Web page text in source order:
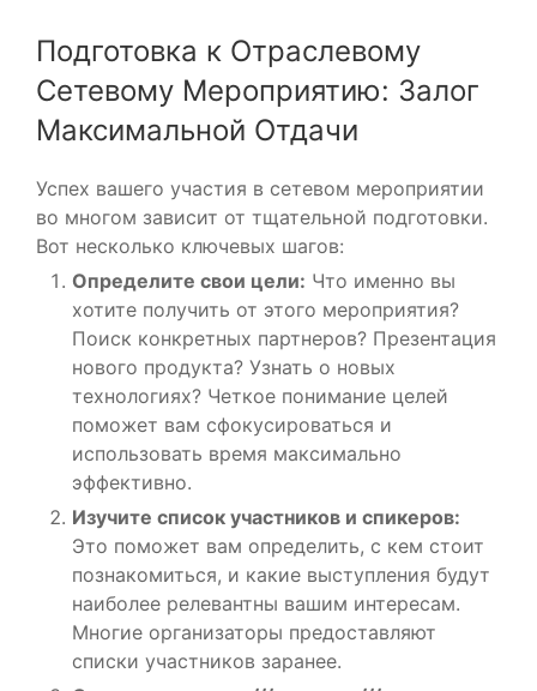
Подготовка к Отраслевому
Сетевому Мероприятию: Залог
Максимальной Отдачи
Успех вашего участия в сетевом мероприятии
во многом зависит от тщательной подготовки.
Вот несколько ключевых шагов:
Определите свои цели: Что именно вы
хотите получить от этого мероприятия?
Поиск конкретных партнеров? Презентация
нового продукта? Узнать о новых
технологиях? Четкое понимание целей
поможет вам сфокусироваться и
использовать время максимально
эффективно.
Изучите список участников и спикеров:
Это поможет вам определить, с кем стоит
познакомиться, и какие выступления будут
наиболее релевантны вашим интересам.
Многие организаторы предоставляют
списки участников заранее.